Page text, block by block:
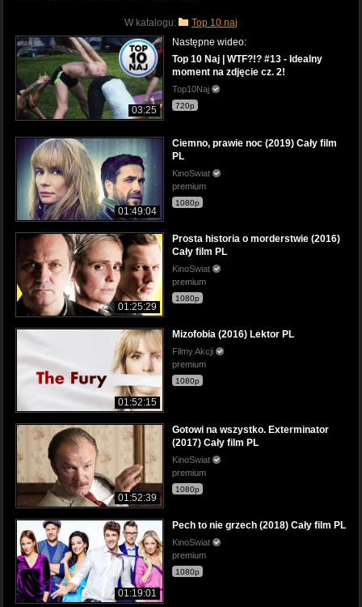
W katalogu: Top 10 naj
03:25
Następne wideo:
Top 10 Naj | WTF?!? #13 - Idealny
moment na zdjęcie cz. 2!
Top10Naj
720p
01:49:04
Ciemno, prawie noc (2019) Cały film
PL
KinoSwiat
premium
1080p
01:25:29
Prosta historia o morderstwie (2016)
Cały film PL
KinoSwiat
premium
1080p
01:52:15
Mizofobia (2016) Lektor PL
Filmy Akcji
premium
1080p
01:52:39
Gotowi na wszystko. Exterminator
(2017) Cały film PL
KinoSwiat
premium
1080p
01:19:01
Pech to nie grzech (2018) Cały film PL
KinoSwiat
premium
1080p